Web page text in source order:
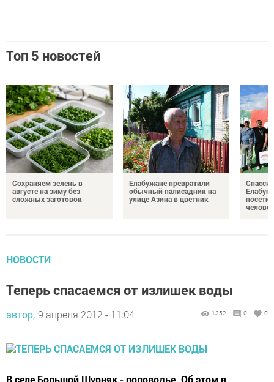
Топ 5 новостей
Сохраняем зелень в
августе на зиму без
сложных заготовок
Елабужане превратили
обычный палисадник на
улице Азина в цветник
человек
НОВОСТИ
Теперь спасаемся от излишек воды
автор, 9 апреля 2012 - 11:04 1352 0 0
В селе Большой Шурняк - половодье. Об этом в